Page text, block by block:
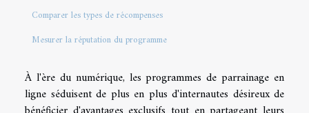
Comparer les types de récompenses
Mesurer la réputation du programme
À l'ère du numérique, les programmes de parrainage en
ligne séduisent de plus en plus d'internautes désireux de